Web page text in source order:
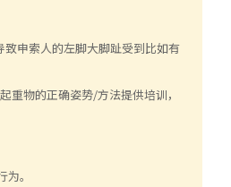
致申索人的左脚大脚趾受到比如有
重物的正确姿势/方法提供培训，
。